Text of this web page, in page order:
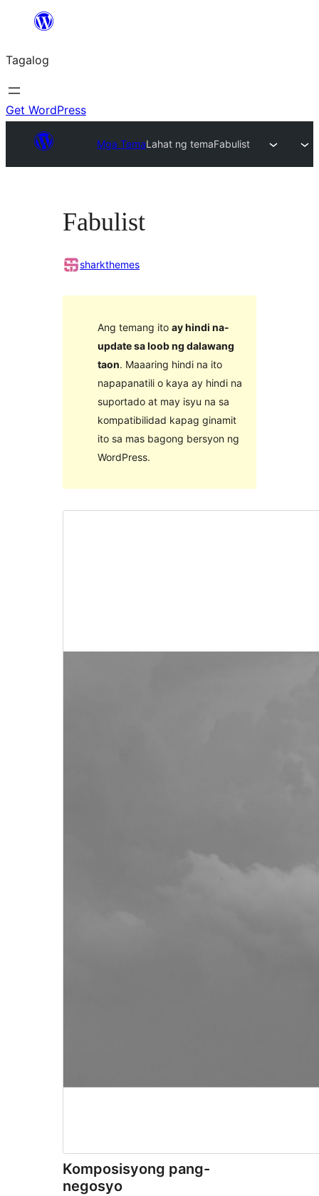
Lumaktaw
sa
content
Tagalog
Get WordPress
Mga TemaLahat ng temaFabulist
Fabulist
sharkthemes
Ang temang ito ay hindi na-
update sa loob ng dalawang
taon. Maaaring hindi na ito
napapanatili o kaya ay hindi na
suportado at may isyu na sa
kompatibilidad kapag ginamit
ito sa mas bagong bersyon ng
WordPress.
Komposisyong pang-
negosyo